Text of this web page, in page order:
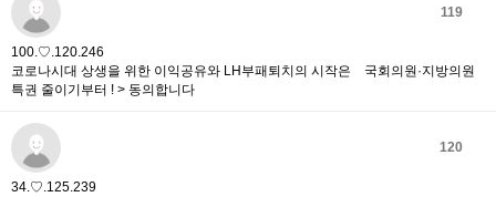
119
100.♡.120.246
코로나시대 상생을 위한 이익공유와 LH부패퇴치의 시작은 국회의원·지방의원
특권 줄이기부터 ! > 동의합니다
120
34.♡.125.239